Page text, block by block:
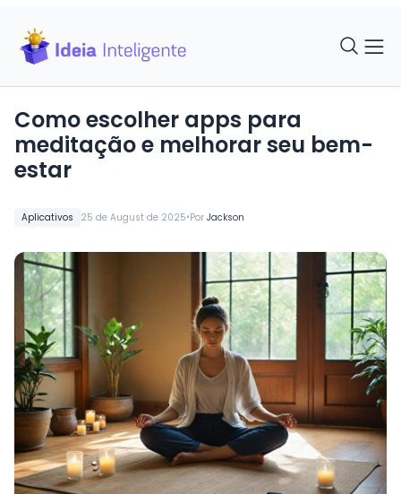
Aplicativos 25 de August de 2025•Por Jackson
Como escolher apps para
meditação e melhorar seu bem-
estar